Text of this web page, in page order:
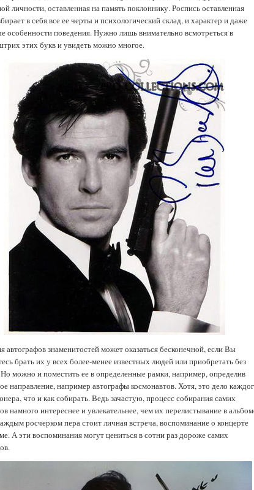
личности, оставленная на память поклоннику. Роспись оставленная
в себя все ее черты и психологический склад, и характер и даже
особенности поведения. Нужно лишь внимательно всмотреться в
этих букв и увидеть можно многое.
автографов знаменитостей может оказаться бесконечной, если Вы
брать их у всех более-менее известных людей или приобретать без
можно и поместить ее в определенные рамки, например, определив
направление, например автографы космонавтов. Хотя, это дело
что и как собирать. Ведь зачастую, процесс собирания самих
намного интереснее и увлекательнее, чем их перелистывание в
росчерком пера стоит личная встреча, воспоминание о концерте
А эти воспоминания могут цениться в сотни раз дороже самих